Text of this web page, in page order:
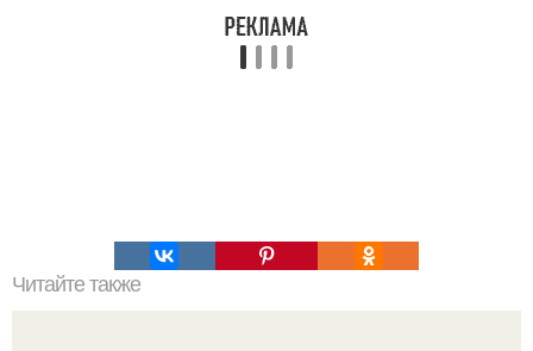
Читайте также